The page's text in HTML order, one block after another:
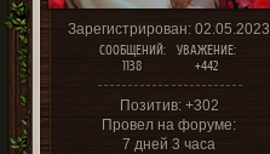
Зарегистрирован: 02.05.2023
СООБЩЕНИЙ:
1138
УВАЖЕНИЕ:
+442
Позитив: +302
Провел на форуме:
7 дней 3 часа